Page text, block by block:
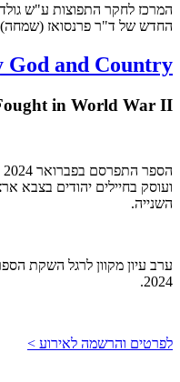
המרכז לחקר התפוצות ע"ש
החדש של ד"ר פרנסואז (שמחה)
God and Country
in World War II
ועוסק בחיילים יהודים בצבא
השנייה.
2024.
לפרטים והרשמה לאירוע >